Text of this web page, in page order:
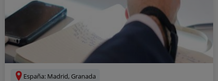
España: Madrid, Granada